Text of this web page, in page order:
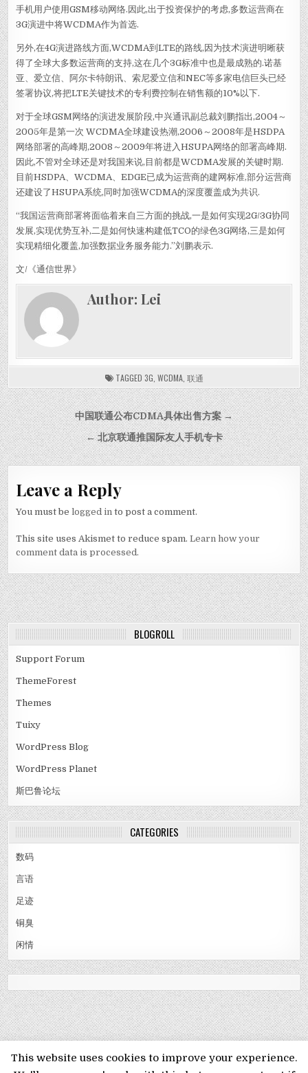
手机用户使用GSM移动网络.因此,出于投资保护的考虑,多数运营商在
3G演进中将WCDMA作为首选.
另外,在4G演进路线方面,WCDMA到LTE的路线,因为技术演进明晰获
得了全球大多数运营商的支持,这在几个3G标准中也是最成熟的.诺基
亚、爱立信、阿尔卡特朗讯、索尼爱立信和NEC等多家电信巨头已经
签署协议,将把LTE关键技术的专利费控制在销售额的10%以下.
对于全球GSM网络的演进发展阶段,中兴通讯副总裁刘鹏指出,2004～
2005年是第一次 WCDMA全球建设热潮,2006～2008年是HSDPA
网络部署的高峰期,2008～2009年将进入HSUPA网络的部署高峰期.
因此,不管对全球还是对我国来说,目前都是WCDMA发展的关键时期.
目前HSDPA、WCDMA、EDGE已成为运营商的建网标准,部分运营商
还建设了HSUPA系统,同时加强WCDMA的深度覆盖成为共识.
“我国运营商部署将面临着来自三方面的挑战,一是如何实现2G/3G协同
发展,实现优势互补,二是如何快速构建低TCO的绿色3G网络,三是如何
实现精细化覆盖,加强数据业务服务能力.”刘鹏表示.
文/《通信世界》
Author:Lei
TAGGED 3G WCDMA, 联通
Post navigation
中国联通公布CDMA具体出售方案 →
← 北京联通推国际友人手机专卡
Leave a Reply
You must belogged in to post a comment.
This site uses Akismet to reduce spam.Learn how your
comment data is processed.
BLOGROLL
Support Forum
ThemeForest
Themes
Tuixy
WordPress Blog
WordPress Planet
斯巴鲁论坛
CATEGORIES
数码
言语
足迹
铜臭
闲情
MENU
This website uses cookies to improve your experience.